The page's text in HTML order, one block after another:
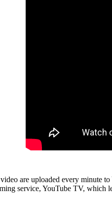
are uploaded every minute
service, YouTube TV,